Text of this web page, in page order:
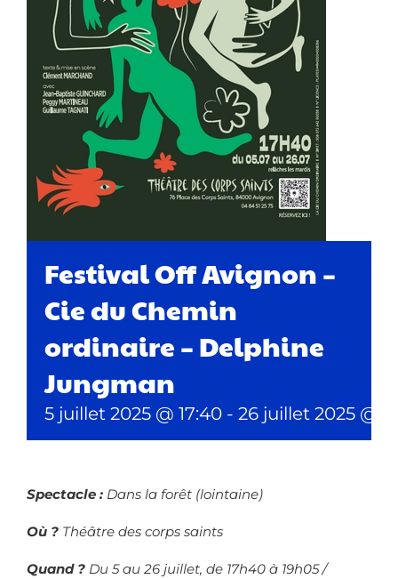
Festival Off Avignon –
Cie du Chemin
ordinaire – Delphine
Jungman
5 juillet 2025 @ 17:40 - 26 juillet 2025 @
Spectacle : Dans la forêt (lointaine)
Où ? Théâtre des corps saints
Quand ? Du 5 au 26 juillet, de 17h40 à 19h05 /